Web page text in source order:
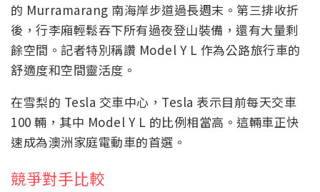
的 Murramarang 南海岸步道過長週末。第三排收折
後，行李廂輕鬆吞下所有過夜登山裝備，還有大量剩
餘空間。記者特別稱讚 Model Y L 作為公路旅行車的
舒適度和空間靈活度。
在雪梨的 Tesla 交車中心，Tesla 表示目前每天交車
100 輛，其中 Model Y L 的比例相當高。這輛車正快
速成為澳洲家庭電動車的首選。
競爭對手比較